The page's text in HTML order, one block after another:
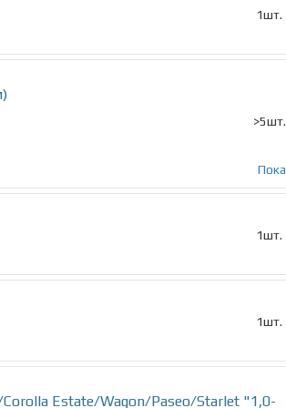
1шт.
>5шт.
1шт.
1шт.
Estate/Wagon/Paseo/Starlet "1,0-